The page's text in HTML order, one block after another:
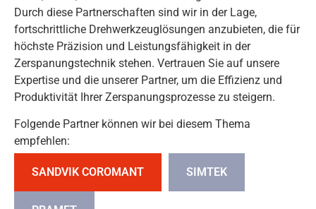
Durch diese Partnerschaften sind wir in der Lage,
fortschrittliche Drehwerkzeuglösungen anzubieten, die für
höchste Präzision und Leistungsfähigkeit in der
Zerspanungstechnik stehen. Vertrauen Sie auf unsere
Expertise und die unserer Partner, um die Effizienz und
Produktivität Ihrer Zerspanungsprozesse zu steigern.
Folgende Partner können wir bei diesem Thema
empfehlen:
SANDVIK COROMANT SIMTEK